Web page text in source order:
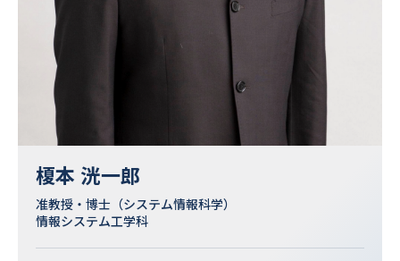
榎本 洸一郎
准教授・博士（システム情報科学）
情報システム工学科